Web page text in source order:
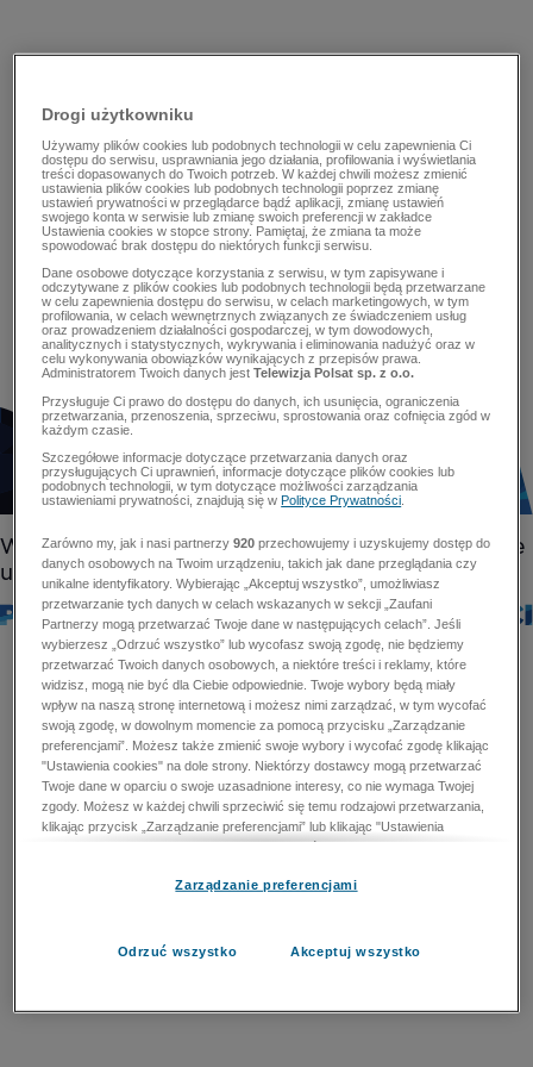
Drogi użytkowniku
Używamy plików cookies lub podobnych technologii w celu zapewnienia Ci
dostępu do serwisu, usprawniania jego działania, profilowania i wyświetlania
treści dopasowanych do Twoich potrzeb. W każdej chwili możesz zmienić
ustawienia plików cookies lub podobnych technologii poprzez zmianę
ustawień prywatności w przeglądarce bądź aplikacji, zmianę ustawień
swojego konta w serwisie lub zmianę swoich preferencji w zakładce
Ustawienia cookies w stopce strony. Pamiętaj, że zmiana ta może
spowodować brak dostępu do niektórych funkcji serwisu.
Dane osobowe dotyczące korzystania z serwisu, w tym zapisywane i
odczytywane z plików cookies lub podobnych technologii będą przetwarzane
w celu zapewnienia dostępu do serwisu, w celach marketingowych, w tym
profilowania, w celach wewnętrznych związanych ze świadczeniem usług
oraz prowadzeniem działalności gospodarczej, w tym dowodowych,
analitycznych i statystycznych, wykrywania i eliminowania nadużyć oraz w
celu wykonywania obowiązków wynikających z przepisów prawa.
Administratorem Twoich danych jestTelewizja Polsat sp. z o.o.
Przysługuje Ci prawo do dostępu do danych, ich usunięcia, ograniczenia
przetwarzania, przenoszenia, sprzeciwu, sprostowania oraz cofnięcia zgód w
każdym czasie.
Szczegółowe informacje dotyczące przetwarzania danych oraz
przysługujących Ci uprawnień, informacje dotyczące plików cookies lub
podobnych technologii, w tym dotyczące możliwości zarządzania
ustawieniami prywatności, znajdują się wPolityce Prywatności
Zarówno my, jak i nasi partnerzy920 przechowujemy i uzyskujemy dostęp do
danych osobowych na Twoim urządzeniu, takich jak dane przeglądania czy
unikalne identyfikatory. Wybierając „Akceptuj wszystko”, umożliwiasz
przetwarzanie tych danych w celach wskazanych w sekcji „Zaufani
Partnerzy mogą przetwarzać Twoje dane w następujących celach”. Jeśli
wybierzesz „Odrzuć wszystko” lub wycofasz swoją zgodę, nie będziemy
przetwarzać Twoich danych osobowych, a niektóre treści i reklamy, które
widzisz, mogą nie być dla Ciebie odpowiednie. Twoje wybory będą miały
wpływ na naszą stronę internetową i możesz nimi zarządzać, w tym wycofać
swoją zgodę, w dowolnym momencie za pomocą przycisku „Zarządzanie
preferencjami”. Możesz także zmienić swoje wybory i wycofać zgodę klikając
"Ustawienia cookies" na dole strony. Niektórzy dostawcy mogą przetwarzać
Twoje dane w oparciu o swoje uzasadnione interesy, co nie wymaga Twojej
zgody. Możesz w każdej chwili sprzeciwić się temu rodzajowi przetwarzania,
klikając przycisk „Zarządzanie preferencjami” lub klikając "Ustawienia
cookies" na dole strony. Nie możesz sprzeciwić się przetwarzaniu przez
zapobiegania oszustwom i naprawiania błędów, a w tym celu mogą zostać
przetwarzaniu danych osobowych w celu dostarczania i prezentacji reklam i
Zarządzanie preferencjami
Odrzuć wszystko Akceptuj wszystko